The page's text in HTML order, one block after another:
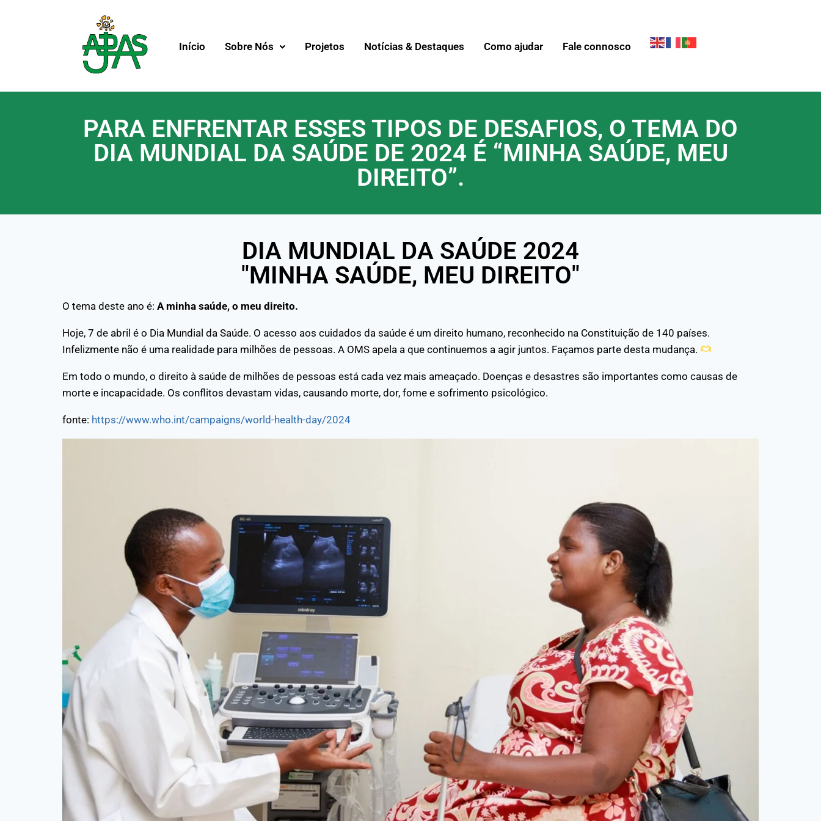
Início Sobre Nós Projetos Notícias & Destaques Como ajudar Fale connosco
PARA ENFRENTAR ESSES TIPOS DE DESAFIOS, O TEMA DO
DIA MUNDIAL DA SAÚDE DE 2024 É “MINHA SAÚDE, MEU
DIREITO”.
DIA MUNDIAL DA SAÚDE 2024
"MINHA SAÚDE, MEU DIREITO"
O tema deste ano é: A minha saúde, o meu direito.
Hoje, 7 de abril é o Dia Mundial da Saúde. O acesso aos cuidados da saúde é um direito humano, reconhecido na Constituição de 140 países.
Infelizmente não é uma realidade para milhões de pessoas. A OMS apela a que continuemos a agir juntos. Façamos parte desta mudança.
Em todo o mundo, o direito à saúde de milhões de pessoas está cada vez mais ameaçado. Doenças e desastres são importantes como causas de
morte e incapacidade. Os conflitos devastam vidas, causando morte, dor, fome e sofrimento psicológico.
fonte: https://www.who.int/campaigns/world-health-day/2024